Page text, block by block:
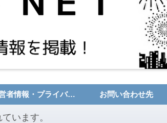
運営者情報・プライバシーポリシー お問い合わせ先
います。